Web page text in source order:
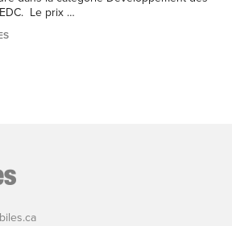
Le prix …